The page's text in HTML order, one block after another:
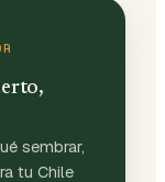
sembrar,
tu Chile